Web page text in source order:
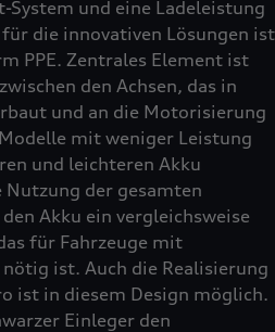
und eine Ladeleistung
die innovativen Lösungen ist
PPE. Zentrales Element ist
den Achsen, das in
und an die Motorisierung
mit weniger Leistung
und leichteren Akku
der gesamten
Akku ein vergleichsweise
für Fahrzeuge mit
ist. Auch die Realisierung
ist in diesem Design möglich.
Einleger den